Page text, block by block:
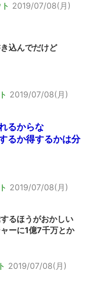
2019/07/08(月)
込んでだけど
2019/07/08(月)
るからな
るか得するかは分
2019/07/08(月)
るほうがおかしい
ーに1億7千万とか
2019/07/08(月)